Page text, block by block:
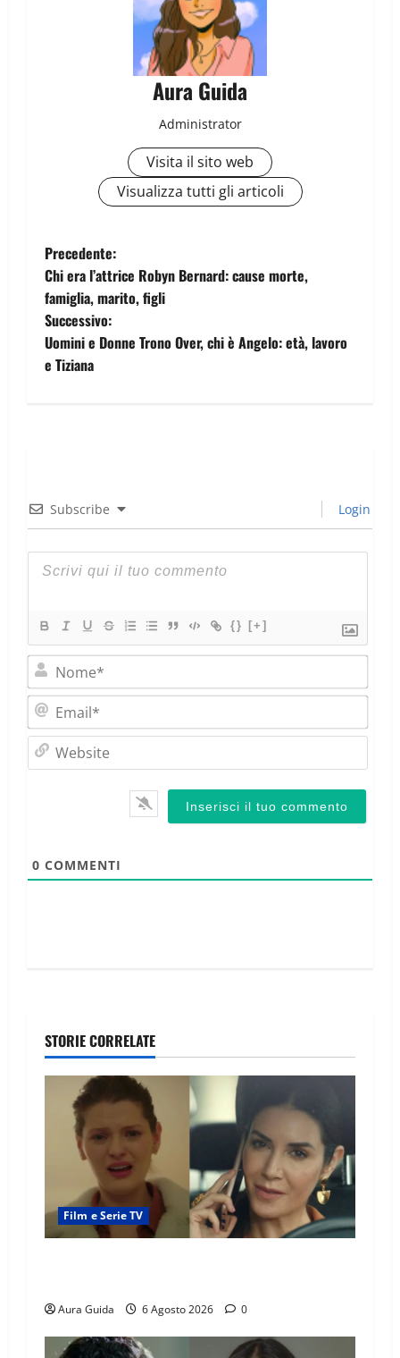
Aura Guida
Administrator
Visita il sito web
Visualizza tutti gli articoli
Precedente:
Chi era l’attrice Robyn Bernard: cause morte,
famiglia, marito, figli
Successivo:
Uomini e Donne Trono Over, chi è Angelo: età, lavoro
e Tiziana
Subscribe Login
{} [+]
0 COMMENTI
STORIE CORRELATE
Film e Serie TV
Aura Guida 6 Agosto 2026 0